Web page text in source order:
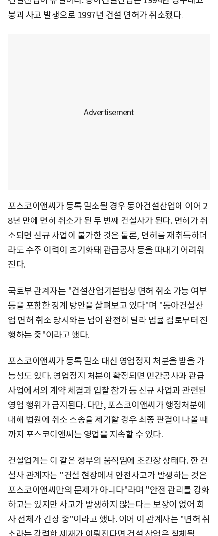
붕괴 사고 발생으로 1997년 건설 면허가 취소됐다.
포스코이앤씨가 등록 말소될 경우 동아건설산업에 이어 2
8년 만에 면허 취소가 된 두 번째 건설사가 된다. 면허가 취
소되면 신규 사업이 불가한 것은 물론, 면허를 재취득하더
라도 수주 이력이 초기화돼 관급공사 등을 따내기 어려워
진다.
국토부 관계자는 "건설산업기본법상 면허 취소 가능 여부
등을 포함한 징계 방안을 살펴보고 있다"며 "동아건설산
업 면허 취소 당시와는 법이 완전히 달라 법률 검토부터 진
행하는 중"이라고 했다.
포스코이앤씨가 등록 말소 대신 영업정지 처분을 받을 가
능성도 있다. 영업정지 처분이 확정되면 민간공사과 관급
사업에서의 계약 체결과 입찰 참가 등 신규 사업과 관련된
영업 행위가 금지된다. 다만, 포스코이앤씨가 행정처분에
대해 법원에 취소 소송을 제기할 경우 최종 판결이 나올 때
까지 포스코이앤씨는 영업을 지속할 수 있다.
건설업계는 이 같은 정부의 움직임에 초긴장 상태다. 한 건
설사 관계자는 "건설 현장에서 안전사고가 발생하는 것은
포스코이앤씨만의 문제가 아니다"라며 "안전 관리를 강화
하고는 있지만 사고가 발생하지 않는다는 보장이 없어 회
사 전체가 긴장 중"이라고 했다. 이어 이 관계자는 "면허 취